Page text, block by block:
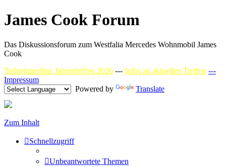
James Cook Forum
Das Diskussionsforum zum Westfalia Mercedes Wohnmobil James
Cook
Teilnehmerliste Jahrestreffen 2026 --- Infos zu aktuellen Treffen ---
Impressum
Powered by
Translate
Zum Inhalt
Schnellzugriff
Unbeantwortete Themen